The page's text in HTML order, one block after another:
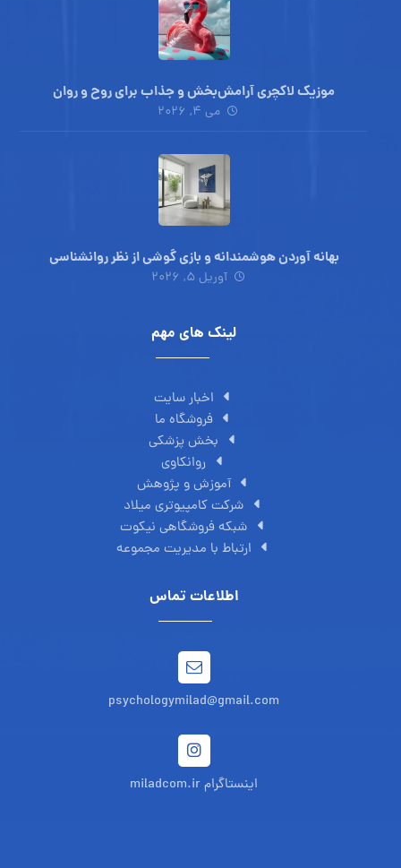
موزیک لاکچری آرامش‌بخش‌ و جذاب‌ برای روح و روان
می ۴, ۲۰۲۶
بهانه آوردن هوشمندانه و بازی گوشی از نظر روانشناسی
آوریل ۵, ۲۰۲۶
لینک های مهم
اخبار سایت
فروشگاه ما
بخش پزشکی
روانکاوی
آموزش و پژوهش
شرکت کامپیوتری میلاد
شبکه فروشگاهی نیکوت
ارتباط با مدیریت مجموعه
اطلاعات تماس
psychologymilad@gmail.com
اینستاگرام miladcom.ir